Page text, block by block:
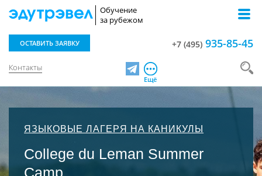
Обучение
за рубежом
Контакты
ОСТАВИТЬ ЗАЯВКУ +7 (495) 935-85-45
TelegramЕщё
ЯЗЫКОВЫЕ ЛАГЕРЯ НА КАНИКУЛЫ
College du Leman Summer
Camp